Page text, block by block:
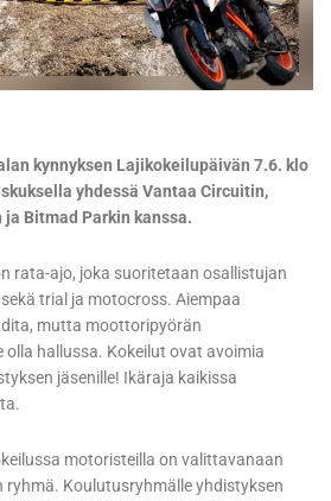
kynnyksen Lajikokeilupäivän 7.6. klo
yhdessä Vantaa Circuitin,
Bitmad Parkin kanssa.
rata-ajo, joka suoritetaan osallistujan
trial ja motocross. Aiempaa
mutta moottoripyörän
hallussa. Kokeilut ovat avoimia
jäsenille! Ikäraja kaikissa
motoristeilla on valittavanaan
ryhmä. Koulutusryhmälle yhdistyksen